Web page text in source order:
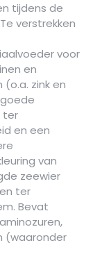
tijdens de
verstrekken
voor
en
zink en
ter
en een
van
zeewier
ter
Bevat
(waaronder